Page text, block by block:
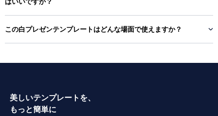
この白プレゼンテンプレートはどんな場面で使えますか？
美しいテンプレートを、
もっと簡単に